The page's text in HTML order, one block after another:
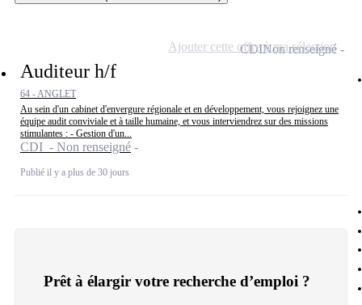
Auditeur h/f
64 - ANGLET
Au sein d'un cabinet d'envergure régionale et en développement, vous rejoignez une
équipe audit conviviale et à taille humaine, et vous interviendrez sur des missions
stimulantes : - Gestion d'un...
CDI - Non renseigné
Publié il y a plus de 30 jours
CDINon renseigné
Ajouter cette offre à ma sélection
Prêt à élargir votre recherche d’emploi ?